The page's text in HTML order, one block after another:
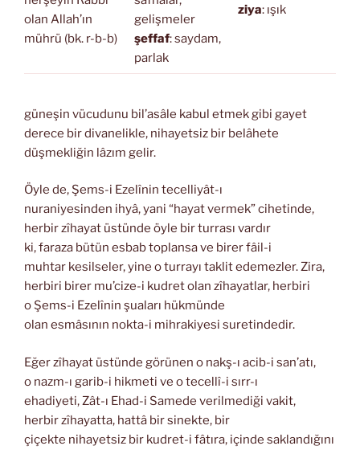
olan Allah’ın
mührü (bk. r-b-b)
gelişmeler
şeffaf: saydam,
parlak
ziya: ışık
güneşin vücudunu bil’asâle kabul etmek gibi gayet
derece bir divanelikle, nihayetsiz bir belâhete
düşmekliğin lâzım gelir.
Öyle de, Şems-i Ezelînin tecelliyât-ı
nuraniyesinden ihyâ, yani “hayat vermek” cihetinde,
herbir zîhayat üstünde öyle bir turrası vardır
ki, faraza bütün esbab toplansa ve birer fâil-i
muhtar kesilseler, yine o turrayı taklit edemezler. Zira,
herbiri birer mu’cize-i kudret olan zîhayatlar, herbiri
o Şems-i Ezelînin şuaları hükmünde
olan esmâsının nokta-i mihrakiyesi suretindedir.
Eğer zîhayat üstünde görünen o nakş-ı acib-i san’atı,
o nazm-ı garib-i hikmeti ve o tecellî-i sırr-ı
ehadiyeti, Zât-ı Ehad-i Samede verilmediği vakit,
herbir zîhayatta, hattâ bir sinekte, bir
çiçekte nihayetsiz bir kudret-i fâtıra, içinde saklandığını